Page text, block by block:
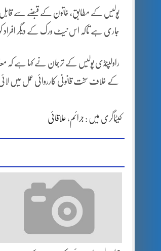
پولیس کے مطابق، خاتون کے قبضے سے قابل
جاری ہے تاکہ اس نیٹ ورک کے دیگر افراد کو
راولپنڈی پولیس کے ترجمان نے کہا ہے کہ
کے خلاف سخت قانونی کارروائی عمل میں
کیٹاگری میں : جرائم ، علاقائی